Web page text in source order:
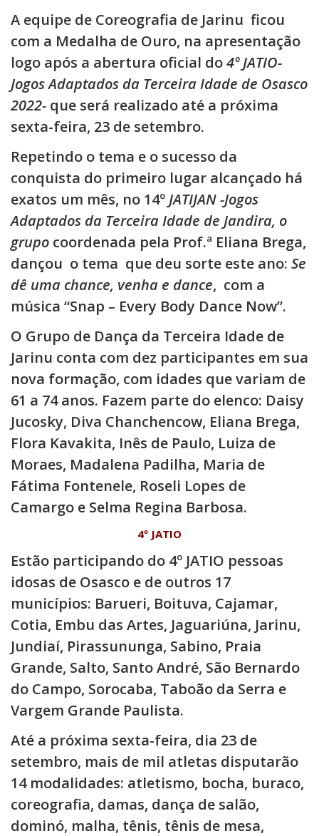
A equipe de Coreografia de Jarinu ficou
com a Medalha de Ouro, na apresentação
logo após a abertura oficial do4º JATIO-
Jogos Adaptados da Terceira Idade de Osasco
2022- que será realizado até a próxima
sexta-feira, 23 de setembro.
Repetindo o tema e o sucesso da
conquista do primeiro lugar alcançado há
exatos um mês, no 14º JATIJAN -Jogos
Adaptados da Terceira Idade de Jandira, o
grupo coordenada pela Prof.ª Eliana Brega,
dançou o tema que deu sorte este ano: Se
dê uma chance, venha e dance, com a
música “Snap – Every Body Dance Now”.
O Grupo de Dança da Terceira Idade de
Jarinu conta com dez participantes em sua
nova formação, com idades que variam de
61 a 74 anos. Fazem parte do elenco: Daisy
Jucosky, Diva Chanchencow, Eliana Brega,
Flora Kavakita, Inês de Paulo, Luiza de
Moraes, Madalena Padilha, Maria de
Fátima Fontenele, Roseli Lopes de
Camargo e Selma Regina Barbosa.
4º JATIO
Estão participando do 4º JATIO pessoas
idosas de Osasco e de outros 17
municípios: Barueri, Boituva, Cajamar,
Cotia, Embu das Artes, Jaguariúna, Jarinu,
Jundiaí, Pirassununga, Sabino, Praia
Grande, Salto, Santo André, São Bernardo
do Campo, Sorocaba, Taboão da Serra e
Vargem Grande Paulista.
Até a próxima sexta-feira, dia 23 de
setembro, mais de mil atletas disputarão
14 modalidades: atletismo, bocha, buraco,
coreografia, damas, dança de salão,
dominó, malha, tênis, tênis de mesa,